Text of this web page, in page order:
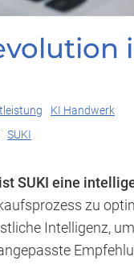
KI Handwerk
SUKI
SUKI eine
zu
Intelligenz,